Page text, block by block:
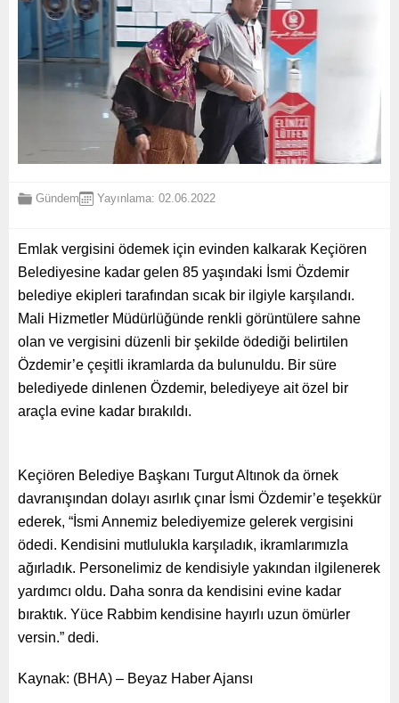
Gündem Yayınlama: 02.06.2022
Emlak vergisini ödemek için evinden kalkarak Keçiören
Belediyesine kadar gelen 85 yaşındaki İsmi Özdemir
belediye ekipleri tarafından sıcak bir ilgiyle karşılandı.
Mali Hizmetler Müdürlüğünde renkli görüntülere sahne
olan ve vergisini düzenli bir şekilde ödediği belirtilen
Özdemir’e çeşitli ikramlarda da bulunuldu. Bir süre
belediyede dinlenen Özdemir, belediyeye ait özel bir
araçla evine kadar bırakıldı.
Keçiören Belediye Başkanı Turgut Altınok da örnek
davranışından dolayı asırlık çınar İsmi Özdemir’e teşekkür
ederek, “İsmi Annemiz belediyemize gelerek vergisini
ödedi. Kendisini mutlulukla karşıladık, ikramlarımızla
ağırladık. Personelimiz de kendisiyle yakından ilgilenerek
yardımcı oldu. Daha sonra da kendisini evine kadar
bıraktık. Yüce Rabbim kendisine hayırlı uzun ömürler
versin.” dedi.​
Kaynak: (BHA) – Beyaz Haber Ajansı